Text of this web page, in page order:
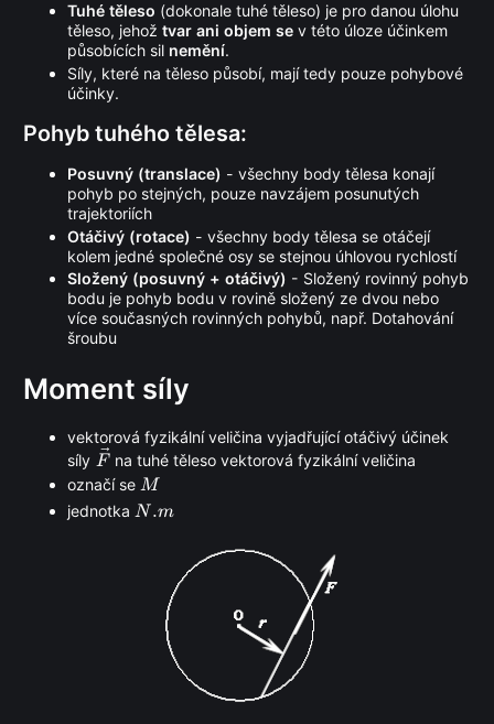
Tuhé těleso (dokonale tuhé těleso) je pro danou úlohu
těleso, jehožtvar ani objem se v této úloze účinkem
působících sil nemění.
Síly, které na těleso působí, mají tedy pouze pohybové
účinky.
Pohyb tuhého tělesa:
Posuvný (translace) - všechny body tělesa konají
pohyb po stejných, pouze navzájem posunutých
trajektoriích
Otáčivý (rotace) - všechny body tělesa se otáčejí
kolem jedné společné osy se stejnou úhlovou rychlostí
Složený (posuvný + otáčivý) - Složený rovinný pohyb
bodu je pohyb bodu v rovině složený ze dvou nebo
více současných rovinných pohybů, např. Dotahování
šroubu
Moment síly
vektorová fyzikální veličina vyjadřující otáčivý účinek
síly \vec
F
F na tuhé těleso vektorová fyzikální veličina
označí seM
M
jednotka N.m
N .m